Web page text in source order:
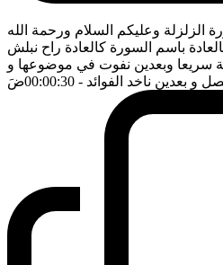
الزلزلة وعليكم السلام ورحمة الله
باسم السورة كالعادة راح نبلش
سريعا وبعدين نفوت في موضوعها و
و بعدين ناخد الفوائد - 00:00:30 ضَ